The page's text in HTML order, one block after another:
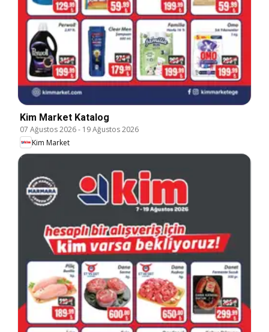
Kim Market Katalog
07 Ağustos 2026- 19 Ağustos 2026
Kim Market